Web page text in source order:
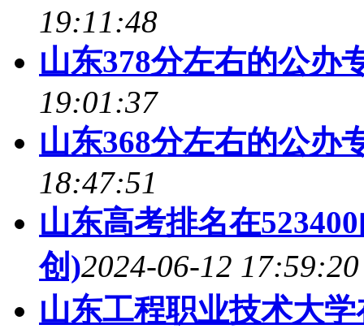
19:11:48
山东378分左右的公办
19:01:37
山东368分左右的公办
18:47:51
山东高考排名在
创)2024-06-12 17:59:20
山东工程职业技术大